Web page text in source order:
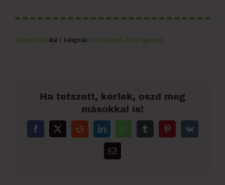
Szabados Ivett által | Kategóriák: Excel feladatok, Excel függvények
Ha tetszett, kérlek, oszd meg
másokkal is!
Facebook
X RedditLinkedInWhatsAppTumblrPinterest
Vk
Email: